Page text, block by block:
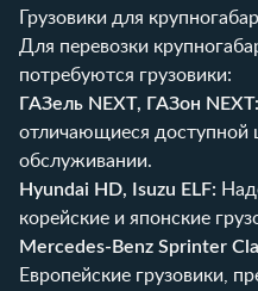
Грузовики для
Для перевозки
потребуются грузовики:
ГАЗель NEXT, ГАЗон NEXT:
отличающиеся доступной
обслуживании.
Hyundai HD, Isuzu ELF:
корейские и японские
Mercedes-Benz Sprinter
Европейские грузовики,